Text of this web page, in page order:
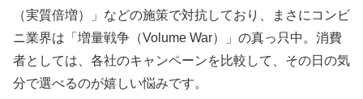
（実質倍増）」などの施策で対抗しており、まさにコンビ
ニ業界は「増量戦争（Volume War）」の真っ只中。消費
者としては、各社のキャンペーンを比較して、その日の気
分で選べるのが嬉しい悩みです。